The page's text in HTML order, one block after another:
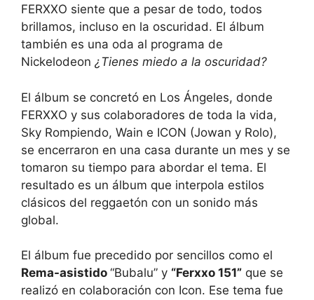
FERXXO siente que a pesar de todo, todos
brillamos, incluso en la oscuridad. El álbum
también es una oda al programa de
Nickelodeon ¿Tienes miedo a la oscuridad?
El álbum se concretó en Los Ángeles, donde
FERXXO y sus colaboradores de toda la vida,
Sky Rompiendo, Wain e ICON (Jowan y Rolo),
se encerraron en una casa durante un mes y se
tomaron su tiempo para abordar el tema. El
resultado es un álbum que interpola estilos
clásicos del reggaetón con un sonido más
global.
El álbum fue precedido por sencillos como el
Rema-asistido “Bubalu” y “Ferxxo 151” que se
realizó en colaboración con Icon. Ese tema fue